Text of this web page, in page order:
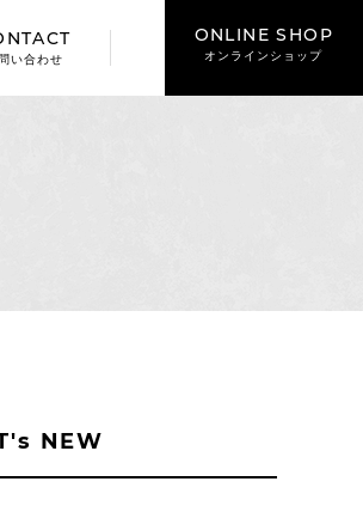
い合わせ
ONLINE SHOP
オンラインショップ
NEW